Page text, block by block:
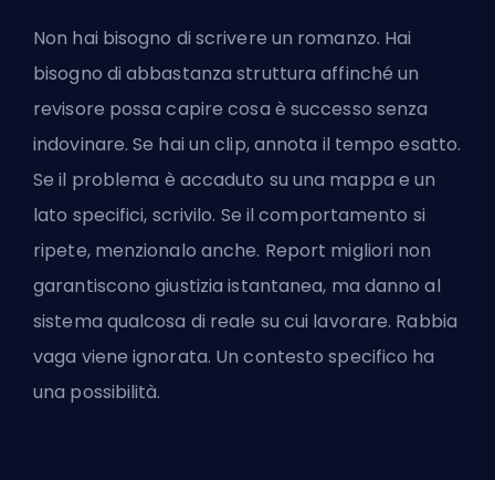
Non hai bisogno di scrivere un romanzo. Hai
bisogno di abbastanza struttura affinché un
revisore possa capire cosa è successo senza
indovinare. Se hai un clip, annota il tempo esatto.
Se il problema è accaduto su una mappa e un
lato specifici, scrivilo. Se il comportamento si
ripete, menzionalo anche. Report migliori non
garantiscono giustizia istantanea, ma danno al
sistema qualcosa di reale su cui lavorare. Rabbia
vaga viene ignorata. Un contesto specifico ha
una possibilità.